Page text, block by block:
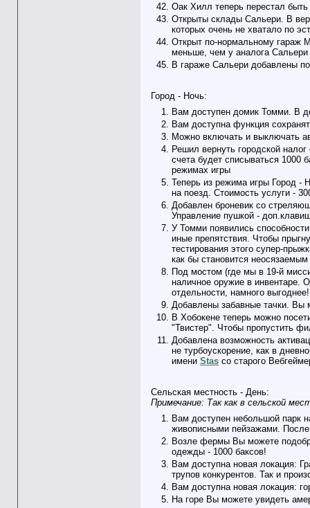
Оак Хилл теперь перестал
Открыты склады Сальери. В
которых очень не хватало по
Открыт по-нормальному гараж
меньше, чем у аналога Сальери
В гараже Сальери добавлены
Город - Ночь:
Вам доступен домик Томми. В
Вам доступна функция
Можно включать и выключать
Решил вернуть городской
счета будет списываться 1000
режимах игры
Теперь из режима игры Город -
на поезд. Стоимость услуги -
Добавлен броневик со
Управление пушкой -
У Томми появились
иные препятствия. Чтобы
тестирования этого супер-
как бы становится
Под мостом (где мы в 19-й
наличное оружие в инвентаре.
отдельности, намного
Добавлены забавные тачки. Вы
В Хобокене теперь можно
"Твистер". Чтобы пропустить
Добавлена возможность
не турбоускорение, как в
имени Stas со старого
Сельская местность - День:
Примечание: Так как в сельской
Вам доступен небольшой парк
живописными пейзажами.
Возле фермы Вы можете
одежды - 1000 баксов!
Вам доступна новая локация:
трупов конкурентов. Так и
Вам доступна новая локация:
На горе Вы можете увидеть